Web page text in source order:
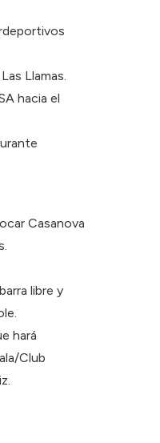
Llamas.
hacia el
Casanova
libre y
hará
Club